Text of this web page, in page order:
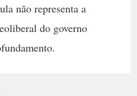
não representa a
do governo